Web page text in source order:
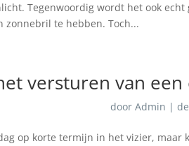
Tegenwoordig wordt het ook
zonnebril te hebben. Toch...
versturen van een
door Admin |
op korte termijn in het vizier, maar